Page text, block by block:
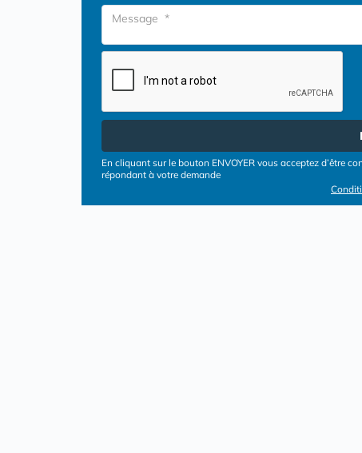
En cliquant sur le bouton ENVOYER vous acceptez d’être
répondant à votre demande